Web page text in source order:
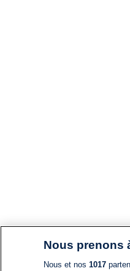
Nous prenons
Nous et nos 1017